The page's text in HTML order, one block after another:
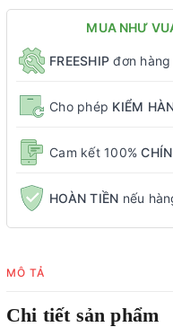
MUA NHƯ
FREESHIP đơn
Cho phép KIỂM
Cam kết 100%
HOÀN TIỀN nếu
MÔ TẢ
Chi tiết sản phẩm